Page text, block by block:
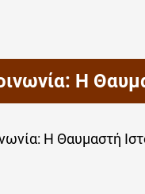
Η
Η Θαυμαστή